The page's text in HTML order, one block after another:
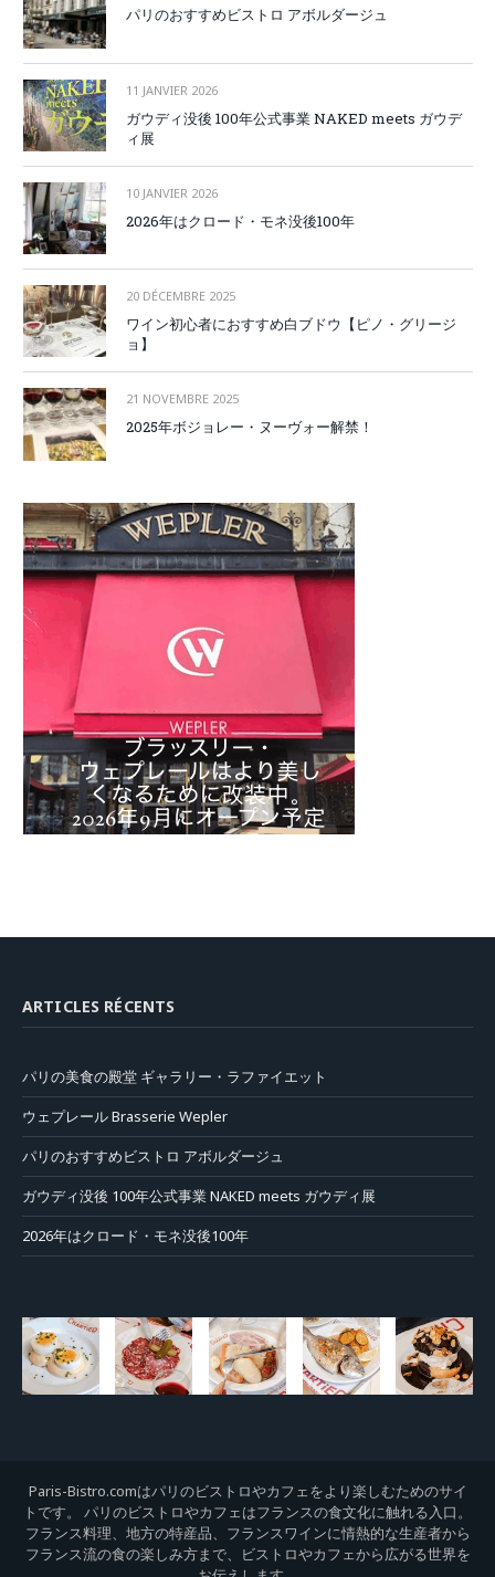
パリのおすすめビストロ アボルダージュ
11 JANVIER 2026
ガウディ没後 100年公式事業 NAKED meets ガウデ
ィ展
10 JANVIER 2026
2026年はクロード・モネ没後100年
20 DÉCEMBRE 2025
ワイン初心者におすすめ白ブドウ【ピノ・グリージ
ョ】
21 NOVEMBRE 2025
2025年ボジョレー・ヌーヴォー解禁！
ARTICLES RÉCENTS
パリの美食の殿堂 ギャラリー・ラファイエット
ウェプレール Brasserie Wepler
パリのおすすめビストロ アボルダージュ
ガウディ没後 100年公式事業 NAKED meets ガウディ展
2026年はクロード・モネ没後100年
Paris-Bistro.comはパリのビストロやカフェをより楽しむためのサイ
トです。 パリのビストロやカフェはフランスの食文化に触れる入口。
フランス料理、地方の特産品、フランスワインに情熱的な生産者から
フランス流の食の楽しみ方まで、ビストロやカフェから広がる世界を